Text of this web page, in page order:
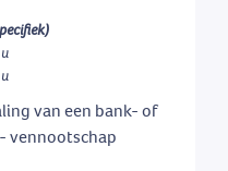
van een bank- of
vennootschap